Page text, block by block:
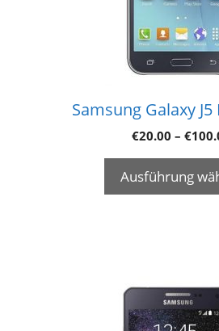
Samsung Galaxy
€20.00 – €
Ausführung